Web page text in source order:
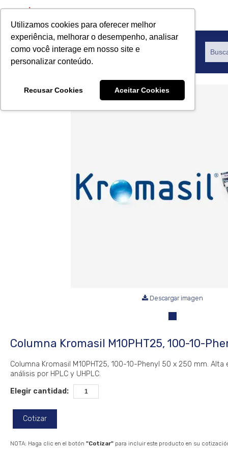
Utilizamos cookies para oferecer melhor
experiência, melhorar o desempenho, analisar
como você interage em nosso site e
personalizar conteúdo.
Recusar Cookies Aceitar Cookies
Productos
Descargar imagen
Columna Kromasil M10PHT25, 100-10-
Columna Kromasil M10PHT25, 100-10-Phenyl 50 x 250 mm.
análisis por HPLC y UHPLC.
Elegir cantidad:
Cotizar
NOTA: Haga clic en el botón "Cotizar" para incluir este producto en su